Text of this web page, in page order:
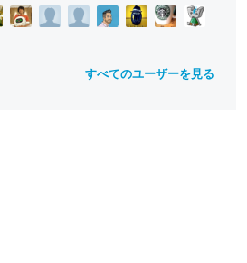
すべてのユーザーを見る